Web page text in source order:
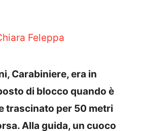
Feleppa
Carabiniere, era in
di blocco quando è
trascinato per 50 metri
Alla guida, un cuoco